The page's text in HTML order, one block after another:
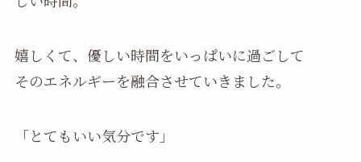
嬉しくて、優しい時間をいっぱいに過ごして
そのエネルギーを融合させていきました。
「とてもいい気分です」